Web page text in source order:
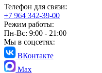
Телефон для связи:
+7 964 342-39-00
Режим работы:
Пн-Вс: 9:00 - 21:00
Мы в соцсетях:
ВКонтакте
Max